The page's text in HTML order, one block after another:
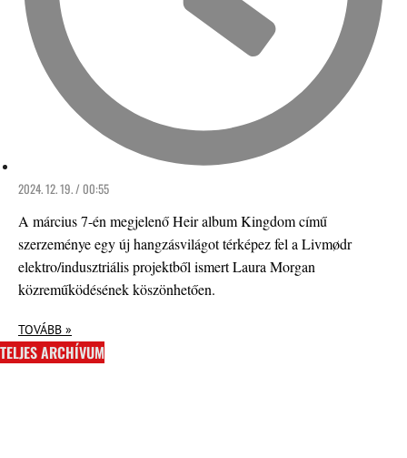
2024. 12. 19. / 00:55
A március 7-én megjelenő Heir album Kingdom című
szerzeménye egy új hangzásvilágot térképez fel a Livmødr
elektro/indusztriális projektből ismert Laura Morgan
közreműködésének köszönhetően.
TOVÁBB »
TELJES ARCHÍVUM